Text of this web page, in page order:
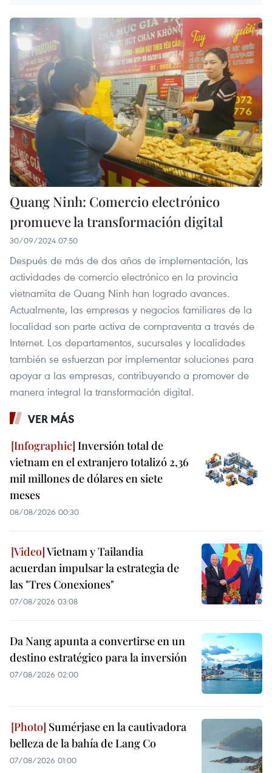
Quang Ninh: Comercio electrónico
promueve la transformación digital
30/09/2024 07:50
Después de más de dos años de implementación, las
actividades de comercio electrónico en la provincia
vietnamita de Quang Ninh han logrado avances.
Actualmente, las empresas y negocios familiares de la
localidad son parte activa de compraventa a través de
Internet. Los departamentos, sucursales y localidades
también se esfuerzan por implementar soluciones para
apoyar a las empresas, contribuyendo a promover de
manera integral la transformación digital.
VER MÁS
Inversión total de
vietnam en el extranjero totalizó 2,36
mil millones de dólares en siete
meses
08/08/2026 00:30
Vietnam y Tailandia
acuerdan impulsar la estrategia de
las "Tres Conexiones"
07/08/2026 03:08
Da Nang apunta a convertirse en un
destino estratégico para la inversión
07/08/2026 02:00
Sumérjase en la cautivadora
belleza de la bahía de Lang Co
07/08/2026 01:00